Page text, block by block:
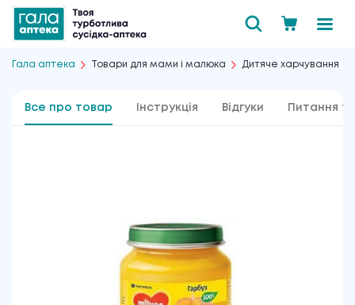
Гала аптека Товари для мами і малюка Дитяче харчування
Все про товар Інструкція Відгуки Питання та